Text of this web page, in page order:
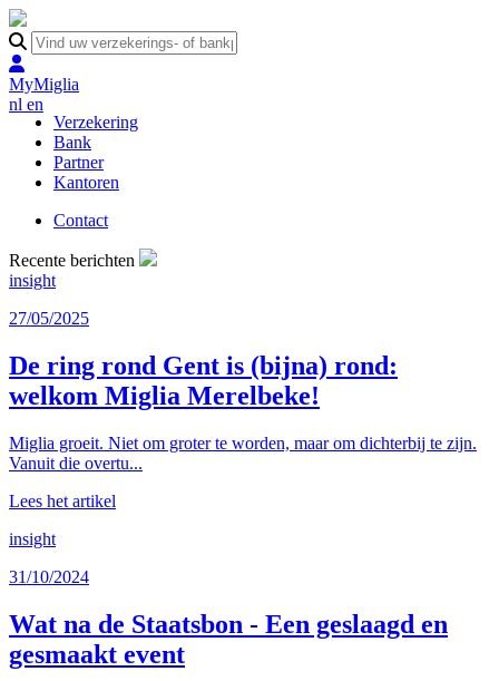
MyMiglia
nl en
Verzekering
Bank
Partner
Kantoren
Contact
Recente berichten
insight
27/05/2025
De ring rond Gent is (bijna) rond:
welkom Miglia Merelbeke!
Miglia groeit. Niet om groter te worden, maar om dichterbij te zijn.
Vanuit die overtu...
Lees het artikel
insight
31/10/2024
Wat na de Staatsbon - Een geslaagd en
gesmaakt event